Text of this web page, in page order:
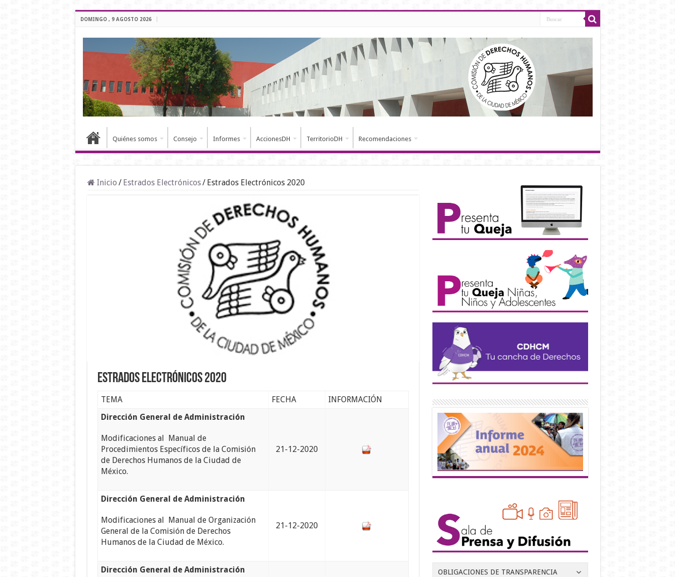
DOMINGO , 9 AGOSTO 2026
Quiénes somos Consejo Informes AccionesDH TerritorioDH Recomendaciones
Inicio / Estrados Electrónicos/ Estrados Electrónicos 2020
Estrados Electrónicos 2020
TEMA FECHA
INFORMACIÓN
Dirección General de Administración
Modificaciones al Manual de
Procedimientos Específicos de la Comisión
de Derechos Humanos de la Ciudad de
México.
21-12-2020
Dirección General de Administración
Modificaciones al Manual de Organización
General de la Comisión de Derechos
Humanos de la Ciudad de México.
21-12-2020
Dirección General de Administración OBLIGACIONES DE TRANSPARENCIA